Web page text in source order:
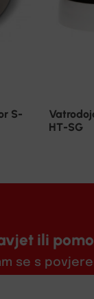
S-
HT-SG
ili
se s